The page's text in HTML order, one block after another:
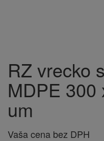
RZ vrecko
MDPE 300
um
Vaša cena bez DPH